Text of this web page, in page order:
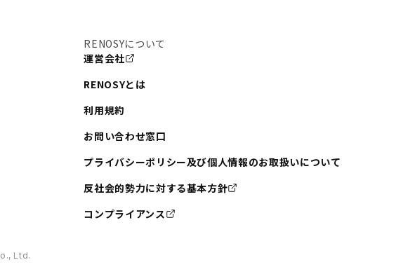
RENOSYについて
運営会社
RENOSYとは
利用規約
お問い合わせ窓口
プライバシーポリシー及び個人情報のお取扱いについて
反社会的勢力に対する基本方針
コンプライアンス
Ltd.